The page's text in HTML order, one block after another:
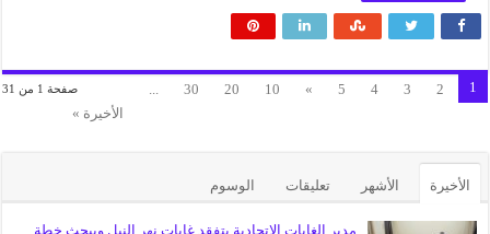
صفحة 1 من 31 1
2
3
4
5
»
10
20
30
الأخيرة »
الأخيرة الأشهر تعليقات الوسوم
مدير الغابات الاتحادية يتفقد غابات نهر النيل ويبحث خطة